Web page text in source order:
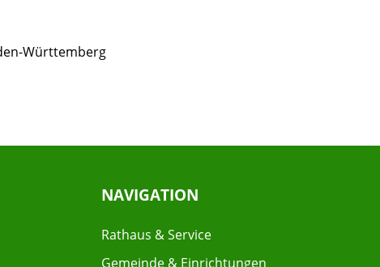
Württemberg
NAVIGATION
Rathaus & Service
Gemeinde & Einrichtungen